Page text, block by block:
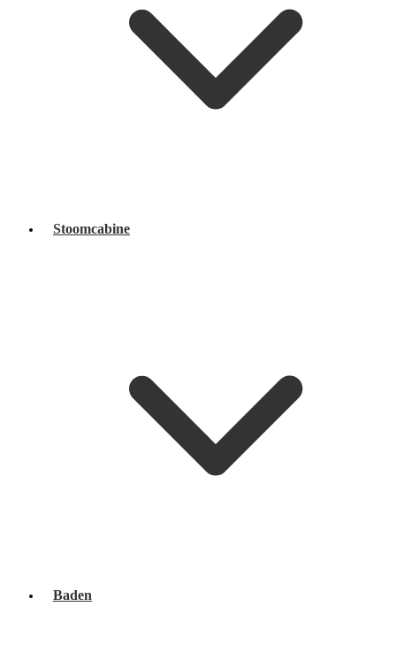
Stoomcabine
Baden